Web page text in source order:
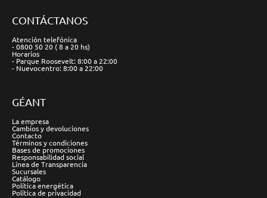
CONTÁCTANOS
Atención telefónica
- 0800 50 20 ( 8 a 20 hs)
Horarios
- Parque Roosevelt: 8:00 a 22:00
- Nuevocentro: 8:00 a 22:00
GÉANT
La empresa
Cambios y devoluciones
Contacto
Términos y condiciones
Bases de promociones
Responsabilidad social
Línea de Transparencia
Sucursales
Catálogo
Política energética
Política de privacidad